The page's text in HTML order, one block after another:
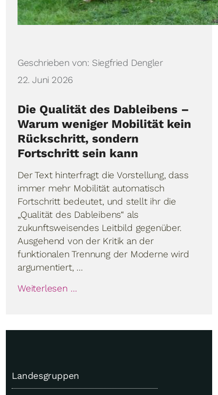
Details
Geschrieben von: Siegfried Dengler
22. Juni 2026
Die Qualität des Dableibens –
Warum weniger Mobilität kein
Rückschritt, sondern
Fortschritt sein kann
Der Text hinterfragt die Vorstellung, dass
immer mehr Mobilität automatisch
Fortschritt bedeutet, und stellt ihr die
„Qualität des Dableibens“ als
zukunftsweisendes Leitbild gegenüber.
Ausgehend von der Kritik an der
funktionalen Trennung der Moderne wird
argumentiert, …
Weiterlesen …
Landesgruppen